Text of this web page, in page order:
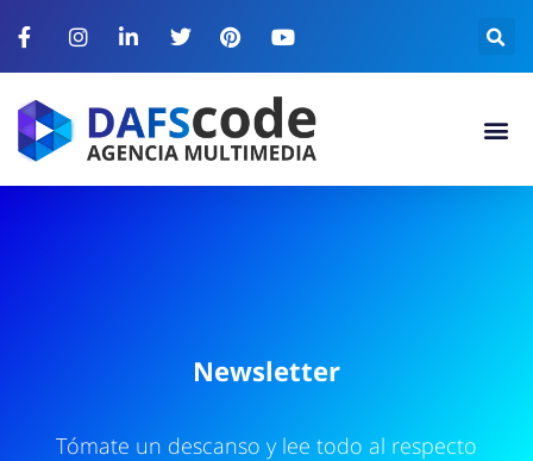
Newsletter
Tómate un descanso y lee todo al respecto